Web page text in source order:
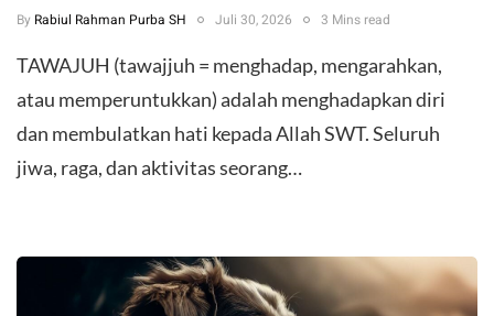
By Rabiul Rahman Purba SH Juli 30, 2026 3 Mins read
​TAWAJUH (tawajjuh = menghadap, mengarahkan,
atau memperuntukkan) adalah menghadapkan diri
dan membulatkan hati kepada Allah SWT. Seluruh
jiwa, raga, dan aktivitas seorang…